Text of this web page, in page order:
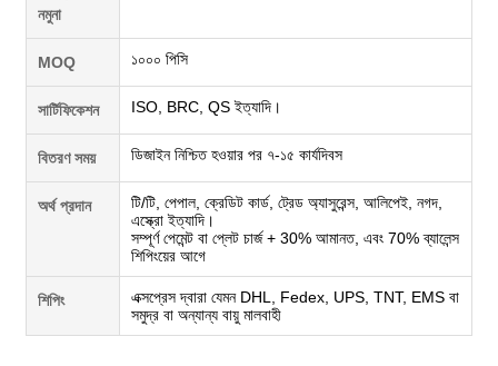
নমুনা
MOQ ১০০০ পিসি
সার্টিফিকেশন ISO, BRC, QS ইত্যাদি।
বিতরণ সময় ডিজাইন নিশ্চিত হওয়ার পর ৭-১৫ কার্যদিবস
অর্থ প্রদান
টি/টি, পেপাল, ক্রেডিট কার্ড, ট্রেড অ্যাসুরেন্স, আলিপেই, নগদ,
এস্ক্রো ইত্যাদি।
সম্পূর্ণ পেমেন্ট বা প্লেট চার্জ + 30% আমানত, এবং 70% ব্যালেন্স
শিপিংয়ের আগে
শিপিং
এক্সপ্রেস দ্বারা যেমন DHL, Fedex, UPS, TNT, EMS বা
সমুদ্র বা অন্যান্য বায়ু মালবাহী